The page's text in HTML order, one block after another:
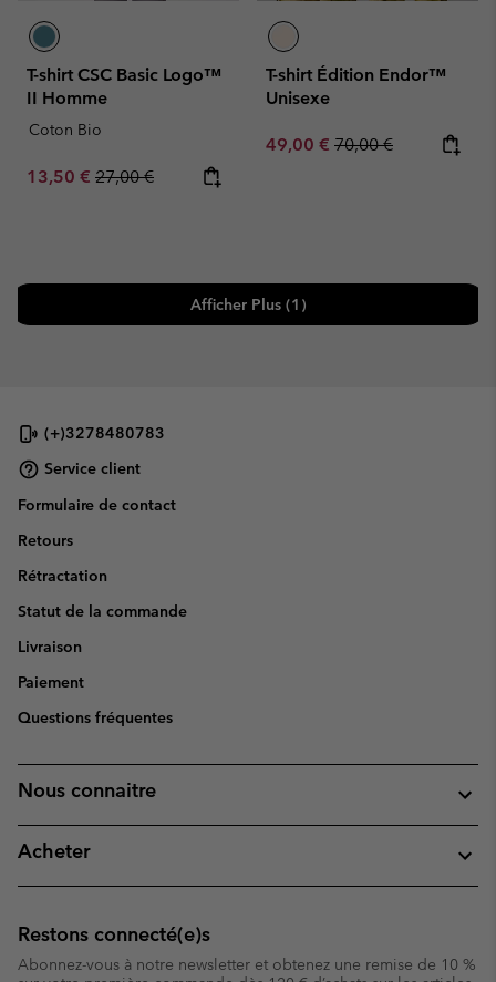
T-shirt CSC Basic Logo™
II Homme
Coton Bio
Sale price:
13,50 € Regular price:
27,00 €
T-shirt Édition Endor™
Unisexe
Sale price:
49,00 € Regular price:
70,00 €
Afficher Plus (1)
(+)3278480783
Service client
Formulaire de contact
Retours
Rétractation
Statut de la commande
Livraison
Paiement
Questions fréquentes
Nous connaitre
Acheter
Restons connecté(e)s
Abonnez-vous à notre newsletter et obtenez une remise de 10 %